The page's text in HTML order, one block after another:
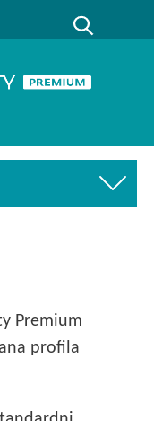
Premium
profila